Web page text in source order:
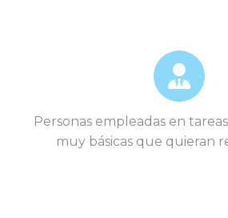
Personas empleadas en
muy básicas que quieran